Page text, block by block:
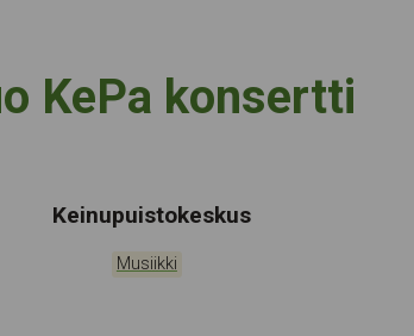
KePa konsertti
Tapahtumapaikka:
Keinupuistokeskus
Kategoriat:
Musiikki